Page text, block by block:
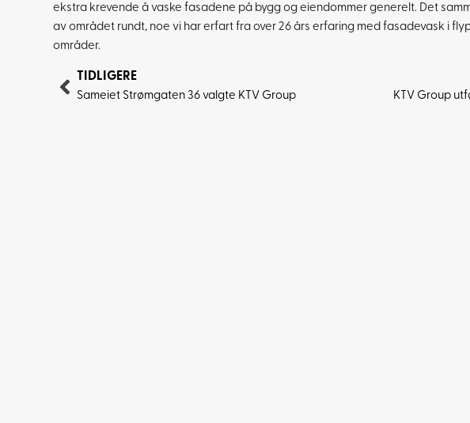
ekstra krevende å vaske fasadene på bygg og eiendommer generelt. Det
av området rundt, noe vi har erfart fra over 26 års erfaring med fasadevask i
områder.
TIDLIGERE
Sameiet Strømgaten 36 valgte KTV Group KTV Group